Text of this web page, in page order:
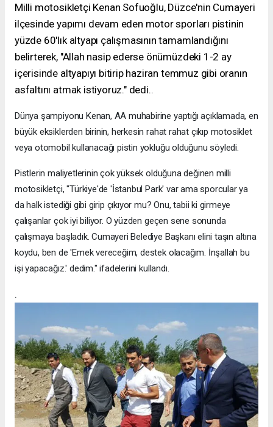
Milli motosikletçi Kenan Sofuoğlu, Düzce'nin Cumayeri
ilçesinde yapımı devam eden motor sporları pistinin
yüzde 60'lık altyapı çalışmasının tamamlandığını
belirterek, "Allah nasip ederse önümüzdeki 1-2 ay
içerisinde altyapıyı bitirip haziran temmuz gibi oranın
asfaltını atmak istiyoruz." dedi..
Dünya şampiyonu Kenan, AA muhabirine yaptığı açıklamada, en
büyük eksiklerden birinin, herkesin rahat rahat çıkıp motosiklet
veya otomobil kullanacağı pistin yokluğu olduğunu söyledi.
Pistlerin maliyetlerinin çok yüksek olduğuna değinen milli
motosikletçi, "Türkiye'de 'İstanbul Park' var ama sporcular ya
da halk istediği gibi girip çıkıyor mu? Onu, tabii ki girmeye
çalışanlar çok iyi biliyor. O yüzden geçen sene sonunda
çalışmaya başladık. Cumayeri Belediye Başkanı elini taşın altına
koydu, ben de 'Emek vereceğim, destek olacağım. İnşallah bu
işi yapacağız.' dedim." ifadelerini kullandı.
.